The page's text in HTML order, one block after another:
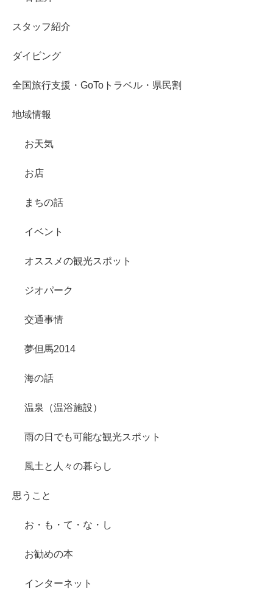
スタッフ紹介
ダイビング
全国旅行支援・GoToトラベル・県民割
地域情報
お天気
お店
まちの話
イベント
オススメの観光スポット
ジオパーク
交通事情
夢但馬2014
海の話
温泉（温浴施設）
雨の日でも可能な観光スポット
風土と人々の暮らし
思うこと
お・も・て・な・し
お勧めの本
インターネット